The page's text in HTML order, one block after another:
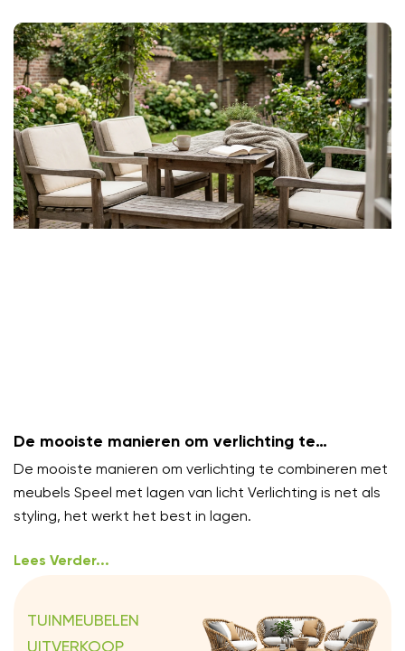
De mooiste manieren om verlichting te
combineren met meubels
De mooiste manieren om verlichting te combineren met
meubels Speel met lagen van licht Verlichting is net als
styling, het werkt het best in lagen.
Lees Verder...
TUINMEUBELEN
UITVERKOOP